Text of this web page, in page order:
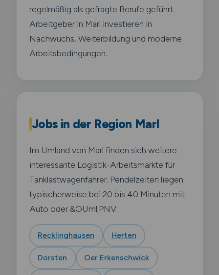
regelmäßig als gefragte Berufe geführt.
Arbeitgeber in Marl investieren in
Nachwuchs, Weiterbildung und moderne
Arbeitsbedingungen.
Jobs in der Region Marl
Im Umland von Marl finden sich weitere
interessante Logistik-Arbeitsmärkte für
Tanklastwagenfahrer. Pendelzeiten liegen
typischerweise bei 20 bis 40 Minuten mit
Auto oder &OUml;PNV.
Recklinghausen Herten
Dorsten Oer Erkenschwick